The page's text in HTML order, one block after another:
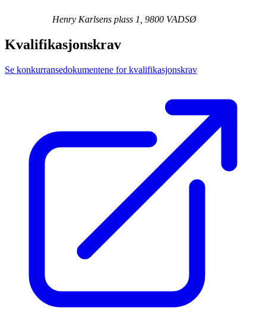
Henry Karlsens plass 1, 9800 VADSØ
Kvalifikasjonskrav
Se konkurransedokumentene for kvalifikasjonskrav